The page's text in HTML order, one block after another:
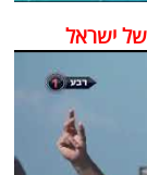
ישראל